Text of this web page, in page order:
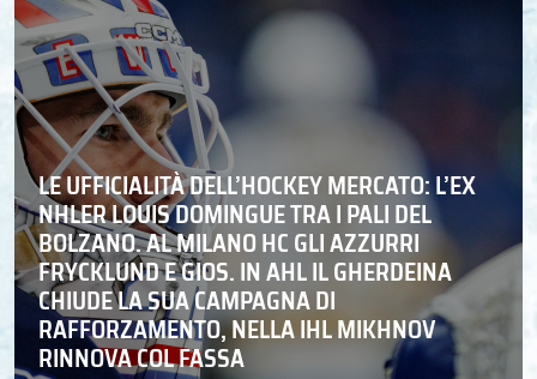
LE UFFICIALITÀ DELL’HOCKEY MERCATO: L’EX
NHLER LOUIS DOMINGUE TRA I PALI DEL
BOLZANO. AL MILANO HC GLI AZZURRI
FRYCKLUND E GIOS. IN AHL IL GHERDEINA
CHIUDE LA SUA CAMPAGNA DI
RAFFORZAMENTO, NELLA IHL MIKHNOV
RINNOVA COL FASSA